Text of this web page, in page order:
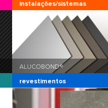
instalações/sistemas
ALUCOBOND®
revestimentos